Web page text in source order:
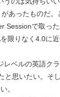
あったものだ。
Sessionで取っ
限りなく4.0に
ベルの英語ク
と思いたい。そ
。